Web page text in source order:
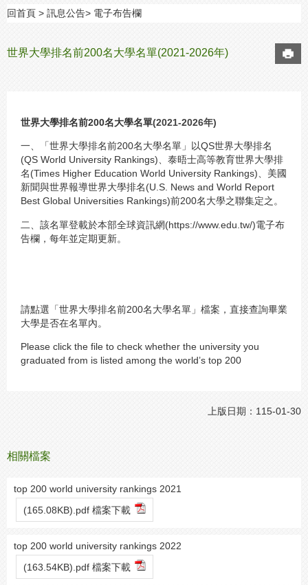
回首頁 訊息公告 電子布告欄
世界大學排名前200名大學名單(2021-2026年)
世界大學排名前200名大學名單(2021-2026年)
一、「世界大學排名前200名大學名單」以QS世界大學排名
(QS World University Rankings)、泰晤士高等教育世界大學排
名(Times Higher Education World University Rankings)、美國
新聞與世界報導世界大學排名(U.S. News and World Report
Best Global Universities Rankings)前200名大學之聯集定之。
二、該名單登載於本部全球資訊網(https://www.edu.tw/)電子布
告欄，每年並定期更新。
請點選「世界大學排名前200名大學名單」檔案，直接查詢畢業
大學是否在名單內。
Please click the file to check whether the university you
graduated from is listed among the world’s top 200
上版日期：115-01-30
相關檔案
top 200 world university rankings 2021
(165.08KB).pdf 檔案下載
top 200 world university rankings 2022
(163.54KB).pdf 檔案下載